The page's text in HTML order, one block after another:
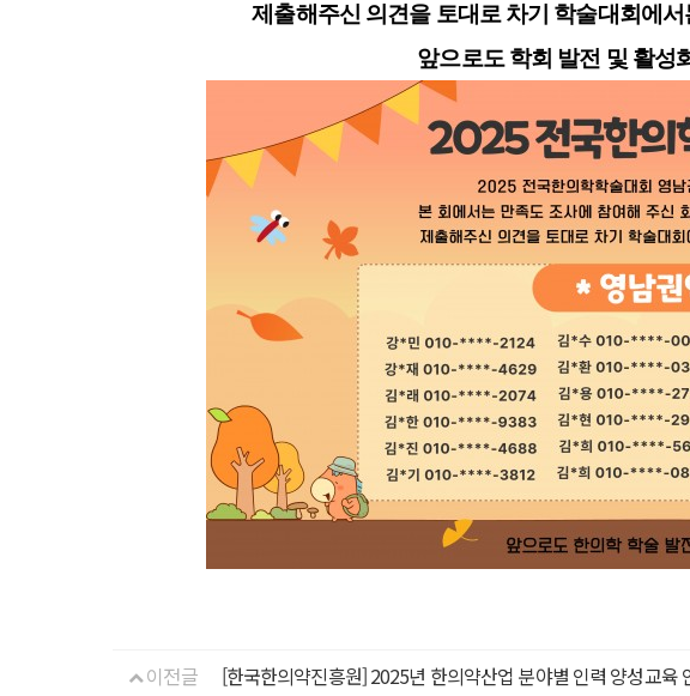
제출해주신 의견을 토대로 차기 학술대회에
앞으로도 학회 발전 및 활성
이전글 [한국한의약진흥원] 2025년 한의약산업 분야별 인력 양성교육